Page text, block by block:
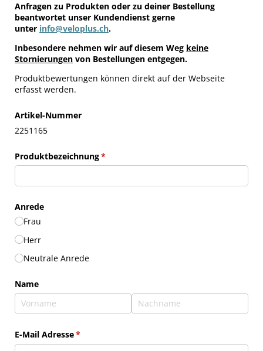
Anfragen zu Produkten oder zu deiner Bestellung
beantwortet unser Kundendienst gerne
unter info@veloplus.ch.
Inbesondere nehmen wir auf diesem Weg keine
Stornierungen von Bestellungen entgegen.
Produktbewertungen können direkt auf der Webseite
erfasst werden.
Artikel-Nummer
2251165
Produktbezeichnung*
(erforderlich)
Anrede
Frau
Herr
Neutrale Anrede
Name
E-Mail Adresse*
(erforderlich)